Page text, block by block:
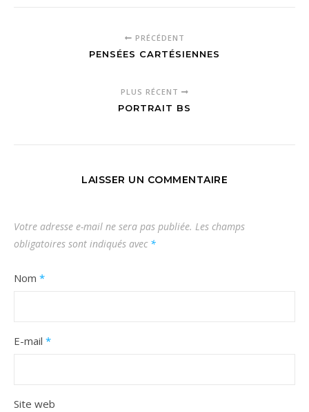
PRÉCÉDENT
PENSÉES CARTÉSIENNES
PLUS RÉCENT
PORTRAIT BS
LAISSER UN COMMENTAIRE
Votre adresse e-mail ne sera pas publiée. Les champs
obligatoires sont indiqués avec *
Nom *
E-mail *
Site web